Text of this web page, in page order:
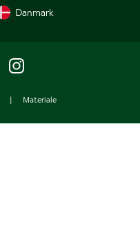
Danmark
| Materiale